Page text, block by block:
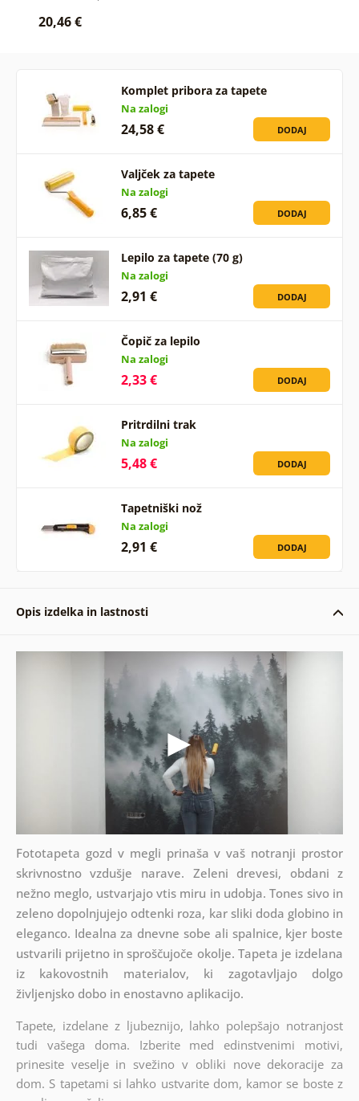
20,46 €
Komplet pribora za tapete
Na zalogi
24,58 € DODAJ
Valjček za tapete
Na zalogi
6,85 € DODAJ
Lepilo za tapete (70 g)
Na zalogi
2,91 € DODAJ
Čopič za lepilo
Na zalogi
2,33 € DODAJ
Pritrdilni trak
Na zalogi
5,48 € DODAJ
Tapetniški nož
Na zalogi
2,91 € DODAJ
Opis izdelka in lastnosti
Fototapeta gozd v megli prinaša v vaš notranji prostor
skrivnostno vzdušje narave. Zeleni drevesi, obdani z
nežno meglo, ustvarjajo vtis miru in udobja. Tones sivo in
zeleno dopolnjujejo odtenki roza, kar sliki doda globino in
eleganco. Idealna za dnevne sobe ali spalnice, kjer boste
ustvarili prijetno in sproščujoče okolje. Tapeta je izdelana
iz kakovostnih materialov, ki zagotavljajo dolgo
življenjsko dobo in enostavno aplikacijo.
Tapete, izdelane z ljubeznijo, lahko polepšajo notranjost
tudi vašega doma. Izberite med edinstvenimi motivi,
prinesite veselje in svežino v obliki nove dekoracije za
dom. S tapetami si lahko ustvarite dom, kamor se boste z